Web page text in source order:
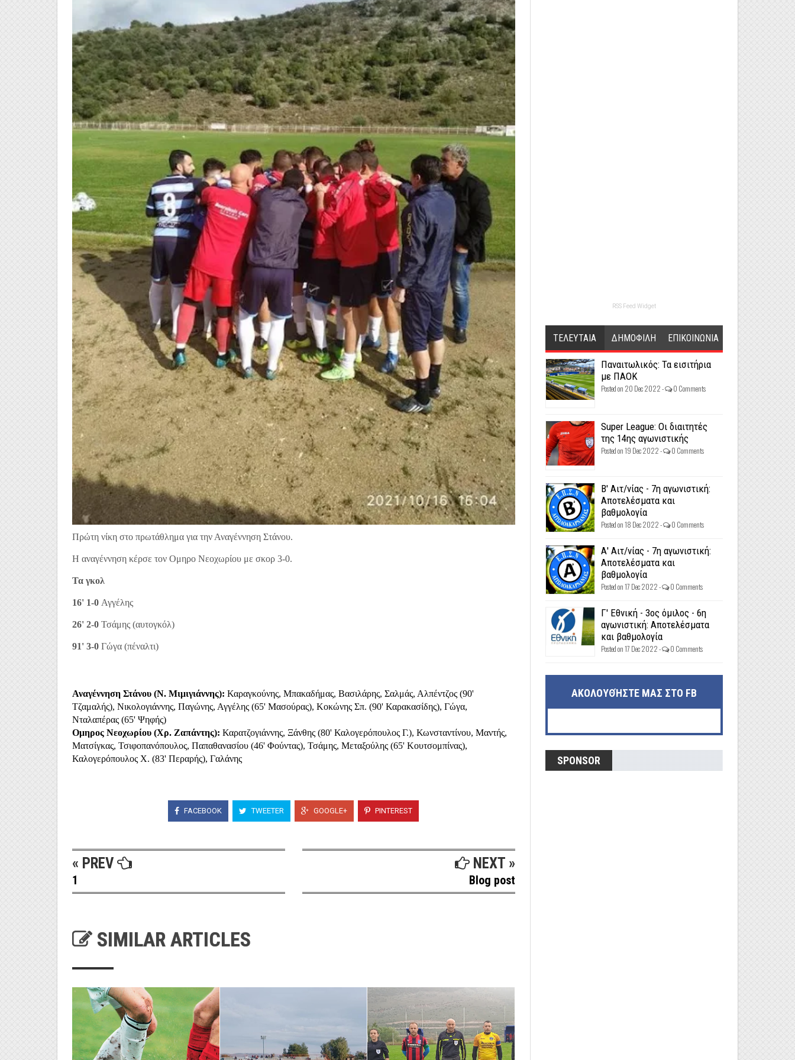
Πρώτη νίκη στο πρωτάθλημα για την Αναγέννηση Στάνου.
Η αναγέννηση κέρσε τον Ομηρο Νεοχωρίου με σκορ 3-0.
Τα γκολ
16' 1-0 Αγγέλης
26' 2-0 Τσάμης (αυτογκόλ)
91' 3-0 Γώγα (πέναλτι)
Αναγέννηση Στάνου (Ν. Μιμιγιάννης): Καραγκούνης, Μπακαδήμας, Βασιλάρης, Σαλμάς, Αλπέντζος (90'
Τζαμαλής), Νικολογιάννης, Παγώνης, Αγγέλης (65' Μασούρας), Κοκώνης Σπ. (90' Καρακασίδης), Γώγα,
Νταλαπέρας (65' Ψηφής)
Ομηρος Νεοχωρίου (Χρ. Ζαπάντης): Καρατζογιάννης, Ξάνθης (80' Καλογερόπουλος Γ.), Κωνσταντίνου, Μαντής,
Ματσίγκας, Τσιφοπανόπουλος, Παπαθανασίου (46' Φούντας), Τσάμης, Μεταξούλης (65' Κουτσομπίνας),
Καλογερόπουλος Χ. (83' Περαρής), Γαλάνης
FACEBOOK TWEETER GOOGLE+ PINTEREST
« PREV
1
NEXT »
Blog post
SIMILAR ARTICLES
RSS Feed Widget
ΤΕΛΕΥΤΑΙΑ ΔΗΜΟΦΙΛΗ ΕΠΙΚΟΙΝΩΝΙΑ
Παναιτωλικός: Τα εισιτήρια
με ΠΑΟΚ
Posted on 20 Dec 2022 - 0 Comments
Super League: Οι διαιτητές
της 14ης αγωνιστικής
Posted on 19 Dec 2022 - 0 Comments
Β' Αιτ/νίας - 7η αγωνιστική:
Αποτελέσματα και
βαθμολογία
Posted on 18 Dec 2022 - 0 Comments
Α' Αιτ/νίας - 7η αγωνιστική:
Αποτελέσματα και
βαθμολογία
Posted on 17 Dec 2022 - 0 Comments
Γ' Εθνική - 3ος όμιλος - 6η
αγωνιστική: Αποτελέσματα
και βαθμολογία
Posted on 17 Dec 2022 - 0 Comments
ΑΚΟΛΟΥΘΉΣΤΕ ΜΑΣ ΣΤΟ FB
SPONSOR